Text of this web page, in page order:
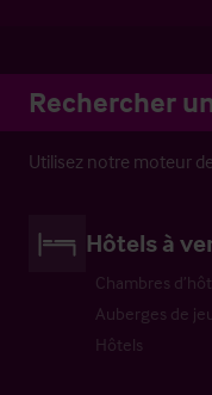
Rechercher
Utilisez notre moteur
Hôtels à
Chambres
Auberges de
Hôtels